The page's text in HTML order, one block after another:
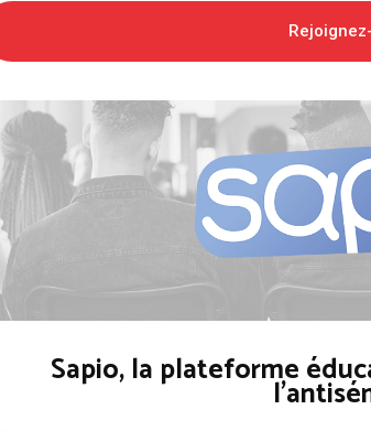
Sapio, la plateforme